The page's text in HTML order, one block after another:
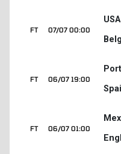
07/07 00:00
FT
USA
06/07 19:00
FT
06/07 01:00
FT